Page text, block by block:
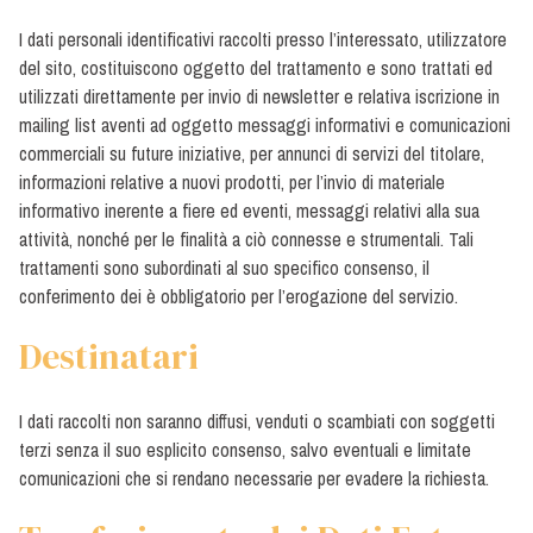
I dati personali identificativi raccolti presso l’interessato, utilizzatore
del sito, costituiscono oggetto del trattamento e sono trattati ed
utilizzati direttamente per invio di newsletter e relativa iscrizione in
mailing list aventi ad oggetto messaggi informativi e comunicazioni
commerciali su future iniziative, per annunci di servizi del titolare,
informazioni relative a nuovi prodotti, per l’invio di materiale
informativo inerente a fiere ed eventi, messaggi relativi alla sua
attività, nonché per le finalità a ciò connesse e strumentali. Tali
trattamenti sono subordinati al suo specifico consenso, il
conferimento dei è obbligatorio per l’erogazione del servizio.
Destinatari
I dati raccolti non saranno diffusi, venduti o scambiati con soggetti
terzi senza il suo esplicito consenso, salvo eventuali e limitate
comunicazioni che si rendano necessarie per evadere la richiesta.